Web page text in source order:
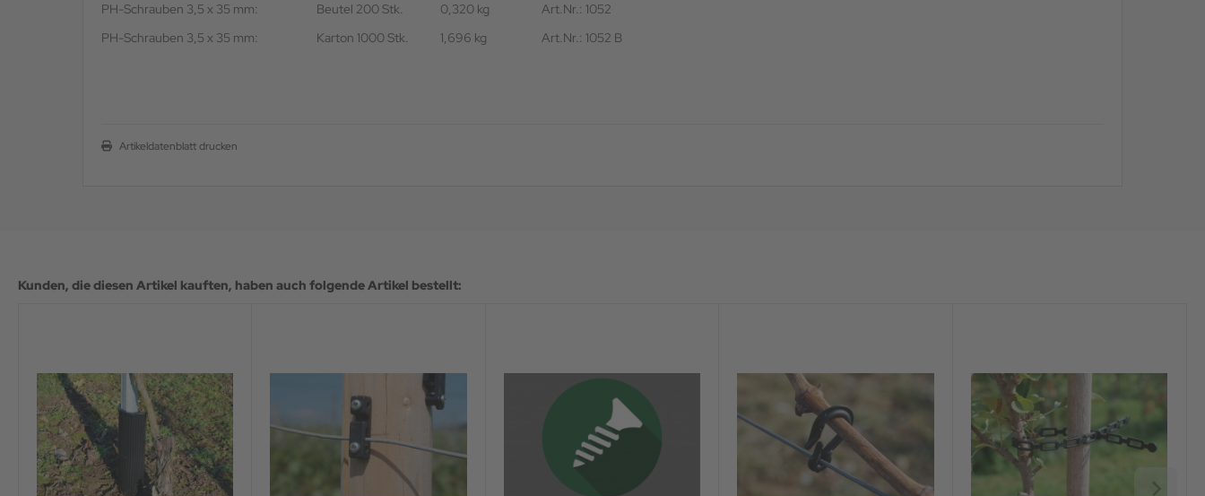
PH-Schrauben 3,5 x 35 mm:
Beutel 200 Stk. 0,320 kg
Art.Nr.: 1052
PH-Schrauben 3,5 x 35 mm:
Karton 1000 Stk. 1,696 kg Art.Nr.: 1052 B
Artikeldatenblatt drucken
Kunden, die diesen Artikel kauften, haben auch folgende Artikel bestellt: